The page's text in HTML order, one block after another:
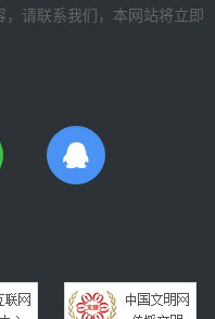
请联系我们，本网站将立即